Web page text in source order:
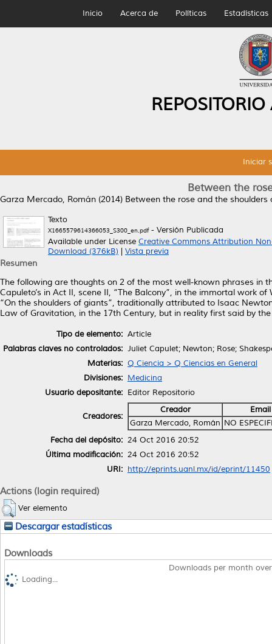
Inicio Acerca de Políticas Estadísticas
Iniciar
Between the
Garza Mercado, Román (2014) Between the rose and the shoulders
Texto
X1665579614366053_S300_en.pdf- Versión Publicada
Available under License Creative Commons Attribution
Download (376kB)
Vista previa
Resumen
The following are thoughts on 2 of the most well-known phrases in
Capuleto’s in Act II, scene II, “The Balcony”, in the immortal work
“On the shoulders of giants”, traditionally attributed to Isaac
Law of Gravitation, in the 17th Century, but in reality first said by
Tipo de elemento: Article
Palabras claves no controlados: Juliet Capulet; Newton; Rose;
Materias: Q Ciencia > Q Ciencias en General
Divisiones: Medicina
Usuario depositante: Editor Repositorio
Creadores:
Creador
Email
Garza Mercado, Román NO
Fecha del depósito: 24 Oct 2016 20:52
Última modificación: 24 Oct 2016 20:52
URI: http://eprints.uanl.mx/id/eprint/11450
Actions (login required)
Ver elemento
Descargar estadísticas
Downloads
Downloads per month
Loading...